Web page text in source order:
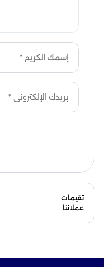
تقيمات
عملائنا